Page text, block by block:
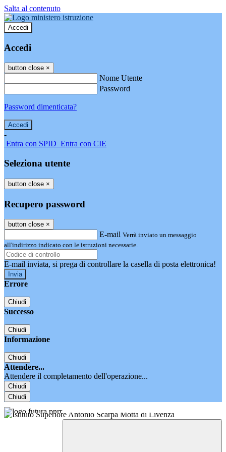
Salta al contenuto
Accedi
Accedi
button close ×
Nome Utente
Password
Password dimenticata?
-
Entra con SPID Entra con CIE
Seleziona utente
button close ×
Recupero password
button close ×
E-mail Verrà inviato un messaggio
all'indirizzo indicato con le istruzioni necessarie.
E-mail inviata, si prega di controllare la casella di posta elettronica!
Errore
Chiudi
Successo
Chiudi
Informazione
Chiudi
Attendere...
Attendere il completamento dell'operazione...
Chiudi
Chiudi